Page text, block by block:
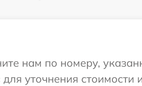
нам по номеру,
уточнения стоимости